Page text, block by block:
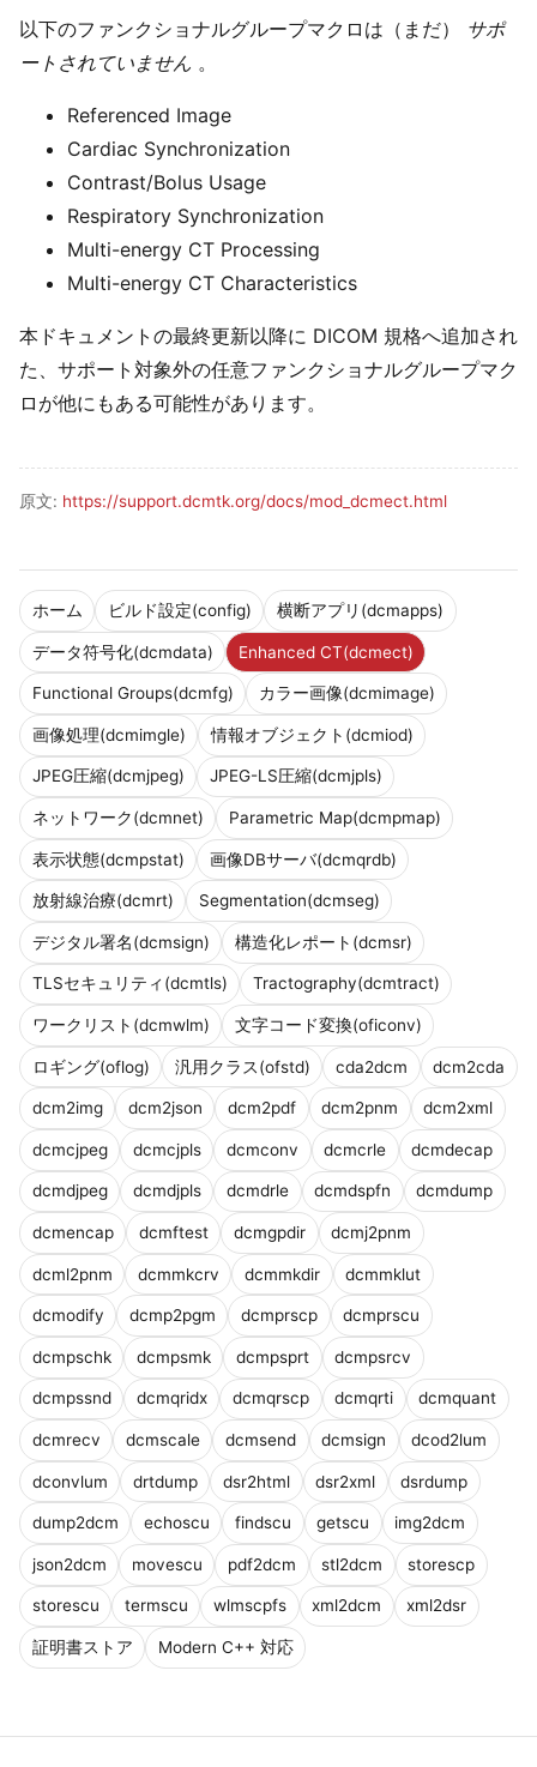
ホーム ビルド設定(config) 横断アプリ(dcmapps)
データ符号化(dcmdata) Enhanced CT(dcmect)
Functional Groups(dcmfg) カラー画像(dcmimage)
画像処理(dcmimgle) 情報オブジェクト(dcmiod)
JPEG圧縮(dcmjpeg) JPEG-LS圧縮(dcmjpls)
ネットワーク(dcmnet) Parametric Map(dcmpmap)
表示状態(dcmpstat) 画像DBサーバ(dcmqrdb)
放射線治療(dcmrt) Segmentation(dcmseg)
デジタル署名(dcmsign) 構造化レポート(dcmsr)
TLSセキュリティ(dcmtls) Tractography(dcmtract)
ワークリスト(dcmwlm) 文字コード変換(oficonv)
ロギング(oflog) 汎用クラス(ofstd) cda2dcm dcm2cda
dcm2img dcm2json dcm2pdf dcm2pnm dcm2xml
dcmcjpeg dcmcjpls dcmconv dcmcrle dcmdecap
dcmdjpeg dcmdjpls dcmdrle dcmdspfn dcmdump
dcmencap dcmftest dcmgpdir dcmj2pnm
dcml2pnm dcmmkcrv dcmmkdir dcmmklut
dcmodify dcmp2pgm dcmprscp dcmprscu
dcmpschk dcmpsmk dcmpsprt dcmpsrcv
dcmpssnd dcmqridx dcmqrscp dcmqrti dcmquant
dcmrecv dcmscale dcmsend dcmsign dcod2lum
dconvlum drtdump dsr2html dsr2xml dsrdump
dump2dcm echoscu findscu getscu img2dcm
json2dcm movescu pdf2dcm stl2dcm storescp
storescu termscu wlmscpfs xml2dcm xml2dsr
証明書ストア Modern C++ 対応
以下のファンクショナルグループマクロは（まだ） サポ
ートされていません 。
Referenced Image
Cardiac Synchronization
Contrast/Bolus Usage
Respiratory Synchronization
Multi-energy CT Processing
Multi-energy CT Characteristics
本ドキュメントの最終更新以降に DICOM 規格へ追加され
た、サポート対象外の任意ファンクショナルグループマク
ロが他にもある可能性があります。
原文: https://support.dcmtk.org/docs/mod_dcmect.html